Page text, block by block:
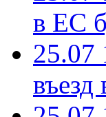
в ЕС
25.07
въезд